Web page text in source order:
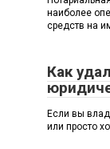
наиболее
средств на
Как
Если вы
или просто